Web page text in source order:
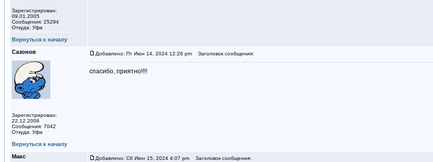
Зарегистрирован:
09.01.2005
Сообщения: 25294
Откуда: Уфа
Вернуться к началу
Сазонов
Зарегистрирован:
22.12.2006
Сообщения: 7042
Откуда: Уфа
Добавлено: Пт Июн 14, 2024 12:26 pm Заголовок сообщения:
спасибо, приятно!!!!
Вернуться к началу
Макс
Добавлено: Сб Июн 15, 2024 4:07 pm Заголовок сообщения: